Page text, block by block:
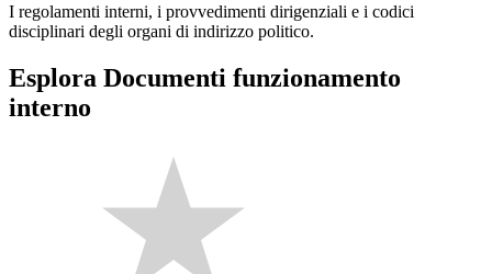
I regolamenti interni, i provvedimenti dirigenziali e i codici
disciplinari degli organi di indirizzo politico.
Esplora Documenti funzionamento
interno